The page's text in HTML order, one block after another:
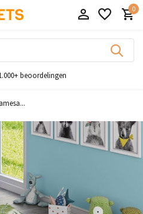
0
beoordelingen